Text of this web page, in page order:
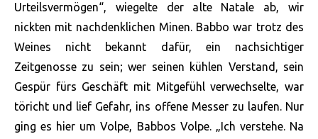
Urteilsvermögen“, wiegelte der alte Natale ab, wir
nickten mit nachdenklichen Minen. Babbo war trotz des
Weines nicht bekannt dafür, ein nachsichtiger
Zeitgenosse zu sein; wer seinen kühlen Verstand, sein
Gespür fürs Geschäft mit Mitgefühl verwechselte, war
töricht und lief Gefahr, ins offene Messer zu laufen. Nur
ging es hier um Volpe, Babbos Volpe. „Ich verstehe. Na